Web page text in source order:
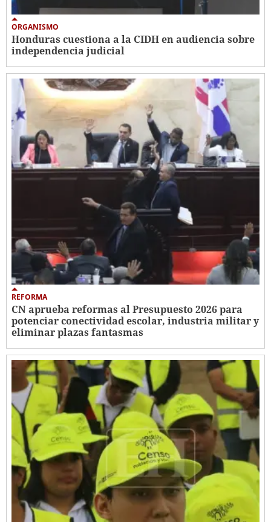
ORGANISMO
Honduras cuestiona a la CIDH en audiencia sobre
independencia judicial
REFORMA
CN aprueba reformas al Presupuesto 2026 para
potenciar conectividad escolar, industria militar y
eliminar plazas fantasmas